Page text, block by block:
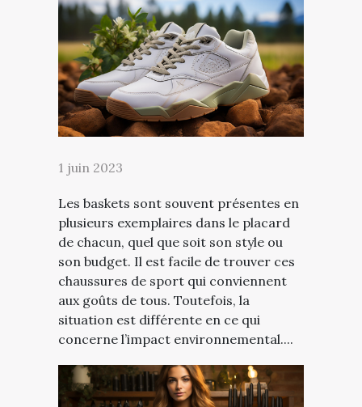
1 juin 2023
Les baskets sont souvent présentes en
plusieurs exemplaires dans le placard
de chacun, quel que soit son style ou
son budget. Il est facile de trouver ces
chaussures de sport qui conviennent
aux goûts de tous. Toutefois, la
situation est différente en ce qui
concerne l’impact environnemental....